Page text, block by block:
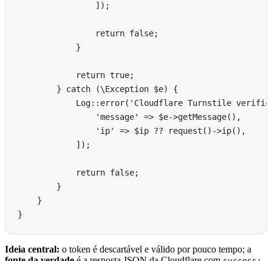
                ]);
                return false;
            }
            return true;
        } catch (\Exception $e) {
Log::error('Cloudflare Turnstile
                'message' => $e->getMessage(),
                'ip' => $ip ?? request()->ip(),
            ]);
            return false;
        }
    }
Ideia central: o token é descartável e válido por pouco tempo; a